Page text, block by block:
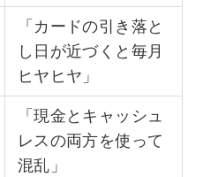
「カードの引き落と
し日が近づくと毎月
ヒヤヒヤ」
「現金とキャッシュ
レスの両方を使って
混乱」